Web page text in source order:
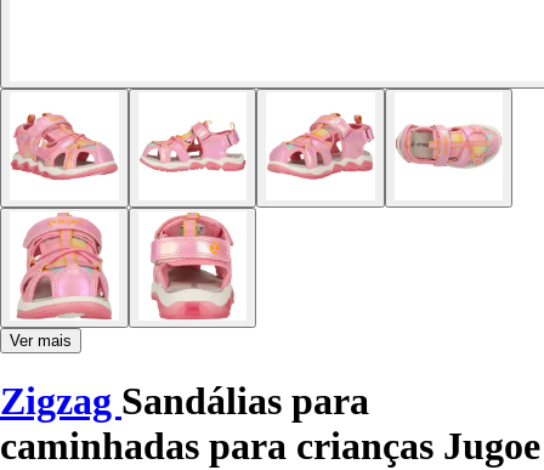
Ver mais
Zigzag Sandálias para
caminhadas para crianças Jugoe